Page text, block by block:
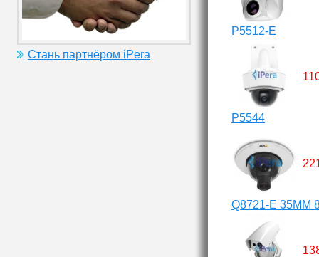
Стань партнёром iPera
P5512-E
P5544
Q8721-E 35MM